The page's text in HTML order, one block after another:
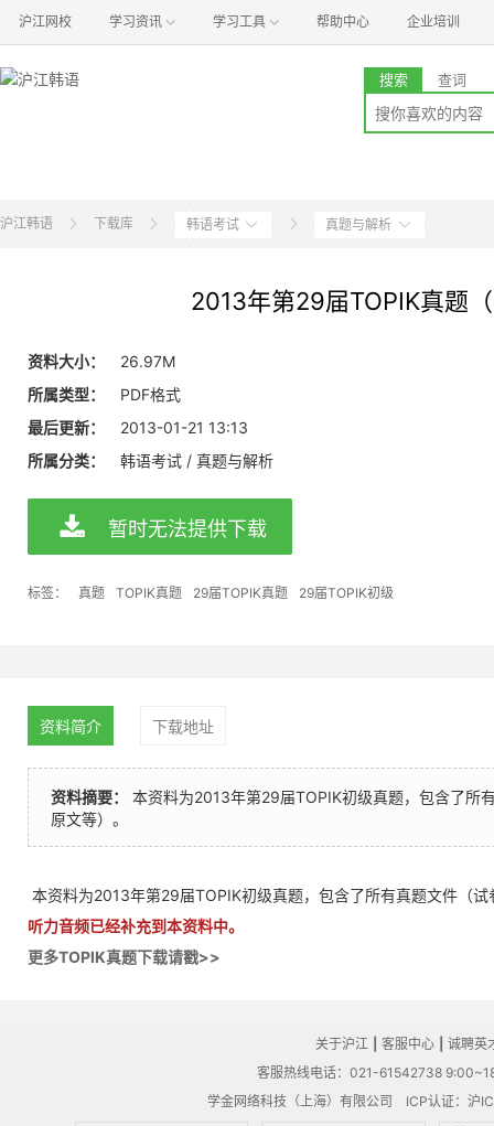
沪江网校 学习资讯 学习工具 帮助中心 企业培训
搜索 查词
沪江韩语 下载库 韩语考试 真题与解析
2013年第29届TOPIK真题
资料大小：
26.97M
所属类型：
PDF格式
最后更新：
2013-01-21 13:13
所属分类：
韩语考试 / 真题与解析
暂时无法提供下载
标签： 真题 TOPIK真题 29届TOPIK真题 29届TOPIK初级
资料简介 下载地址
资料摘要：
本资料为2013年第29届TOPIK初级真题，包含了所
原文等）。
本资料为2013年第29届TOPIK初级真题，包含了所有真题文件（
听力音频已经补充到本资料中。
更多TOPIK真题下载请戳>>
关于沪江 客服中心
诚聘英
客服热线电话：021-61542738
学金网络科技（上海）有限公司 ICP认证：沪